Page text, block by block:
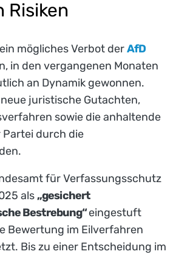
Risiken
mögliches Verbot derAfD
in den vergangenen Monaten
an Dynamik gewonnen.
juristische Gutachten,
sowie die anhaltende
durch die
für Verfassungsschutz
als„gesichert
Bestrebung“eingestuft
Bewertung im Eilverfahren
Bis zu einer Entscheidung im